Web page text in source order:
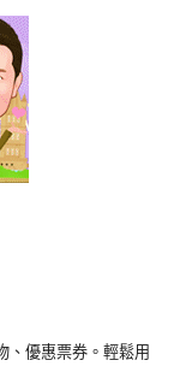
、優惠票券。輕鬆用